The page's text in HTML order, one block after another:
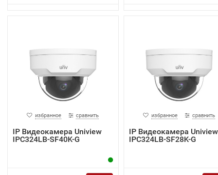
избранное сравнить
IP Видеокамера Uniview
IPC324LB-SF40K-G
избранное сравнить
IP Видеокамера Uniview
IPC324LB-SF28K-G